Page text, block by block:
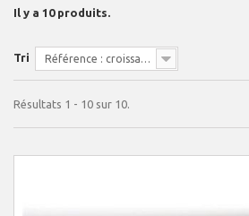
Il y a 10 produits.
Tri Référence : croissante
Résultats 1 - 10 sur 10.